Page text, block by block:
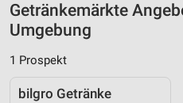
Getränkemärkte
Umgebung
1 Prospekt
bilgro Getränke
Performance
Funktional
Werbung